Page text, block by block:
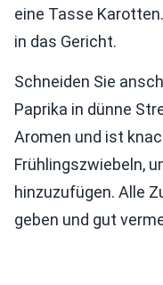
eine Tasse
in das Gericht.
Schneiden Sie
Paprika in dünne
Aromen und ist
Frühlingszwiebeln,
hinzuzufügen. Alle
geben und gut